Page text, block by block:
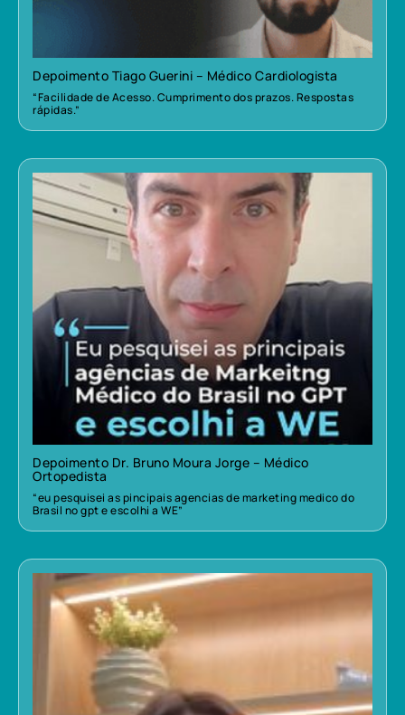
Depoimento Tiago Guerini – Médico Cardiologista
“Facilidade de Acesso. Cumprimento dos prazos. Respostas
rápidas.”
Depoimento Dr. Bruno Moura Jorge – Médico
Ortopedista
“eu pesquisei as pincipais agencias de marketing medico do
Brasil no gpt e escolhi a WE”